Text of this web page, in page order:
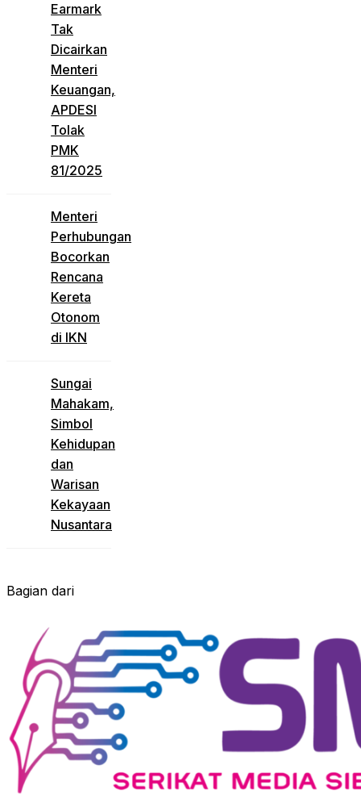
Earmark
Tak
Dicairkan
Menteri
Keuangan,
APDESI
Tolak
PMK
81/2025
Menteri
Perhubungan
Bocorkan
Rencana
Kereta
Otonom
di IKN
Sungai
Mahakam,
Simbol
Kehidupan
dan
Warisan
Kekayaan
Nusantara
Bagian dari